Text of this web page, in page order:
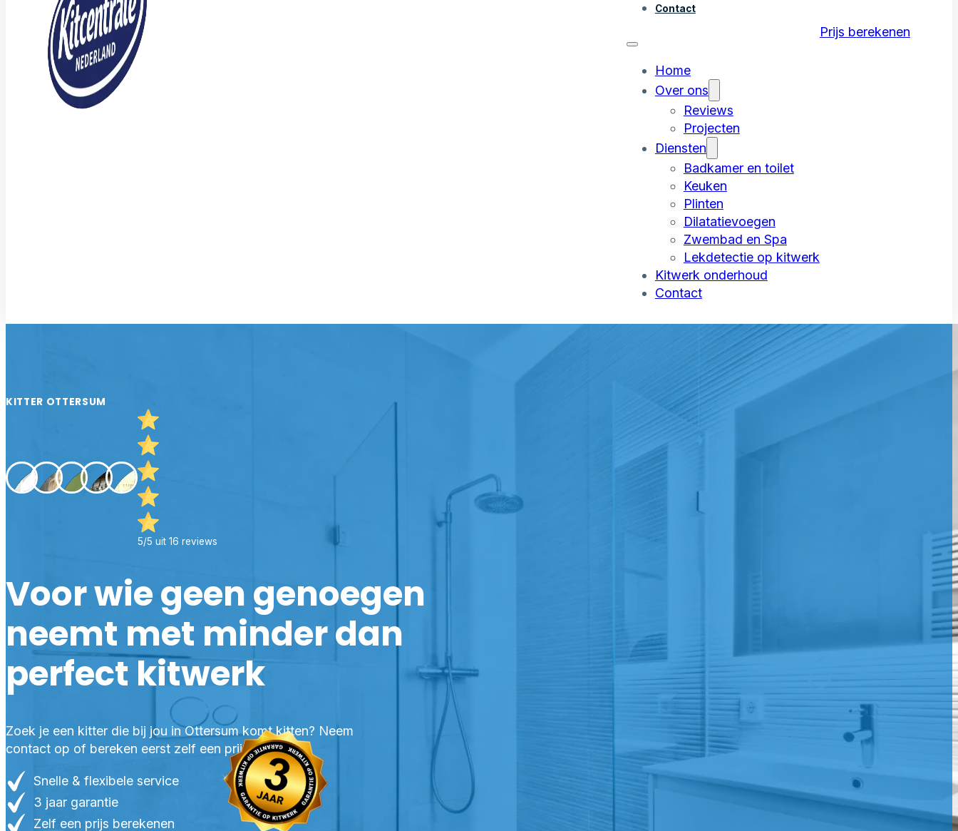
Contact
Home
Over ons
Reviews
Projecten
Diensten
Badkamer en toilet
Keuken
Plinten
Dilatatievoegen
Zwembad en Spa
Lekdetectie op kitwerk
Kitwerk onderhoud
Contact
Prijs berekenen
KITTER OTTERSUM
5/5 uit 16 reviews
Voor wie geen genoegen
neemt met minder dan
perfect kitwerk
Zoek je een kitter die bij jou in Ottersum komt kitten? Neem
contact op of bereken eerst zelf een prijs.
Snelle & flexibele service
3 jaar garantie
Zelf een prijs berekenen